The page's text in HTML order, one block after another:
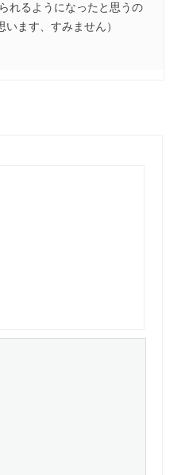
れるようになったと思うの
ます、すみません）